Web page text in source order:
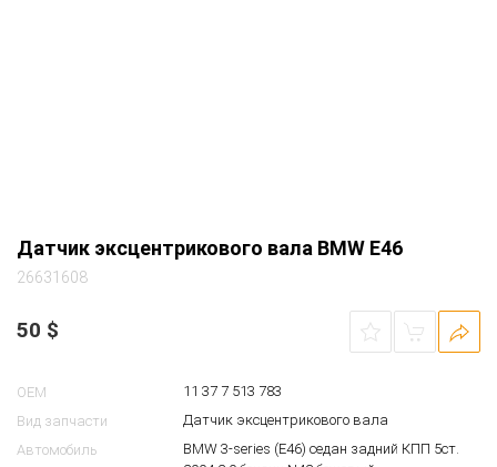
Датчик эксцентрикового вала BMW E46
26631608
50 $
OEM
11 37 7 513 783
Вид запчасти
Датчик эксцентрикового вала
Автомобиль
BMW 3-series (E46) седан задний КПП 5ст.